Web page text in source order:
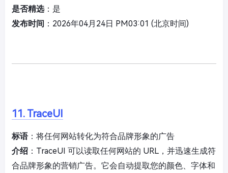
是否精选：是
发布时间 ：2026年04月24日 PM03:01 (北京时间)
11. TraceUI
标语：将任何网站转化为符合品牌形象的广告
介绍 ：TraceUI 可以读取任何网站的 URL，并迅速生成符
合品牌形象的营销广告。它会自动提取您的颜色、字体和